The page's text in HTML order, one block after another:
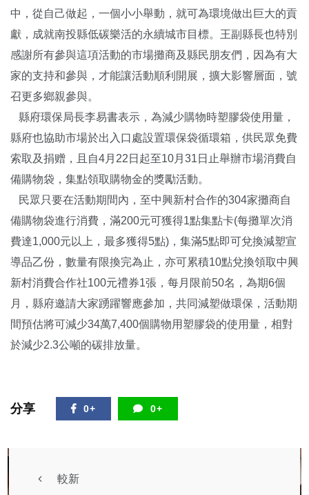
中，從自己做起，一個小小舉動，就可為環境做出巨大的貢
獻，成就南投縣低碳樂活的永續城市目標。王副縣長也特別
感謝所有參與這項活動的市場攤商及縣民朋友們，因為有大
家的支持和參與，才能讓活動順利開展，擴大影響層面，號
召更多鄉親參與。
縣府環保局長李易書表示，為減少購物時塑膠袋使用量，
縣府也協助市場於出入口處設置環保袋循環箱，供民眾免費
索取及捐赠，且自4月22日起至10月31日止舉辦市場消費自
備購物袋，集點領取購物金的獎勵活動。
民眾只要在活動期間內，至中興新村合作的304家攤商自
備購物袋進行消費，滿200元可獲得1點集點卡(每攤單次消
費達1,000元以上，最多獲得5點)，集滿5點即可兌換減塑宣
導品乙份，數量有限換完為止，亦可累積10點兌換領取中興
新村消費合作社100元禮券1張，每月限前50名，為期6個
月，縣府邀請大家踴躍響應參加，共同減塑做環保，活動期
間預估將可減少34萬7,400個購物用塑膠袋的使用量，相對
於減少2.3公噸的碳排放量。
分享 0+ 0+
較新